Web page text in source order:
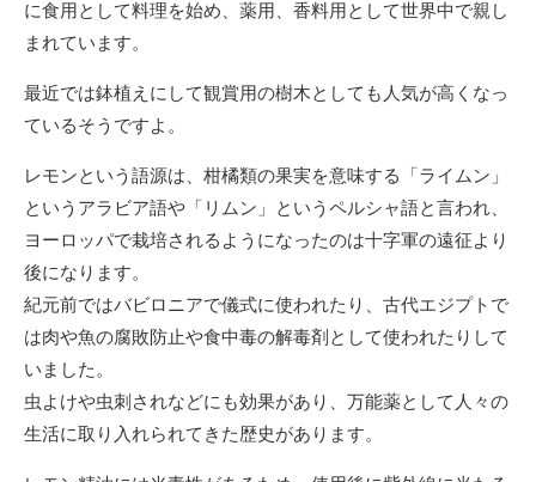
に食用として料理を始め、薬用、香料用として世界中で親し
まれています。
最近では鉢植えにして観賞用の樹木としても人気が高くなっ
ているそうですよ。
レモンという語源は、柑橘類の果実を意味する「ライムン」
というアラビア語や「リムン」というペルシャ語と言われ、
ヨーロッパで栽培されるようになったのは十字軍の遠征より
後になります。
紀元前ではバビロニアで儀式に使われたり、古代エジプトで
は肉や魚の腐敗防止や食中毒の解毒剤として使われたりして
いました。
虫よけや虫刺されなどにも効果があり、万能薬として人々の
生活に取り入れられてきた歴史があります。